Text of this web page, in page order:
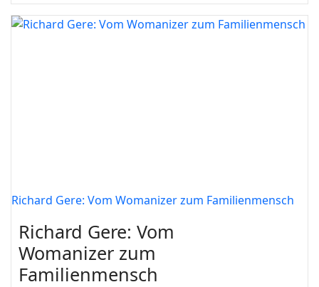
Richard Gere: Vom Womanizer zum Familienmensch
Richard Gere: Vom
Womanizer zum
Familienmensch